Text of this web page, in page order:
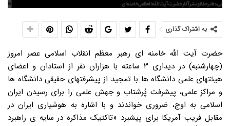
به اشتراک گذاری
حضرت آیت الله خامنه ای رهبر معظم انقلاب اسلامی عصر امروز
(چهارشنبه) در دیداری ۳ ساعته با هزاران نفر از استادان و اعضای
هیئتهای علمی دانشگاه ها با تمجید از پیشرفتهای حقیقی دانشگاه ها
و مراکز علمی، پیشرفت پُرشتاب و جهش علمی را برای رسیدن ایران
اسلامی به اوج، ضروری خواندند و با اشاره به هوشیاری ایران در
مقابل فریب آمریکا برای پیشبرد «تاکتیک مذاکره در سایه ی راهبرد